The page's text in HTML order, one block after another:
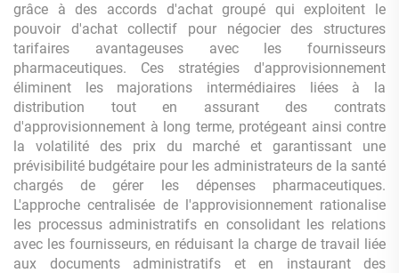
grâce à des accords d'achat groupé qui exploitent le
pouvoir d'achat collectif pour négocier des structures
tarifaires avantageuses avec les fournisseurs
pharmaceutiques. Ces stratégies d'approvisionnement
éliminent les majorations intermédiaires liées à la
distribution tout en assurant des contrats
d'approvisionnement à long terme, protégeant ainsi contre
la volatilité des prix du marché et garantissant une
prévisibilité budgétaire pour les administrateurs de la santé
chargés de gérer les dépenses pharmaceutiques.
L'approche centralisée de l'approvisionnement rationalise
les processus administratifs en consolidant les relations
avec les fournisseurs, en réduisant la charge de travail liée
aux documents administratifs et en instaurant des